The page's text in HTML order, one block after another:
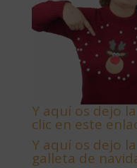
Y aquí os dejo
clic en este
Y aquí os dejo
galleta de